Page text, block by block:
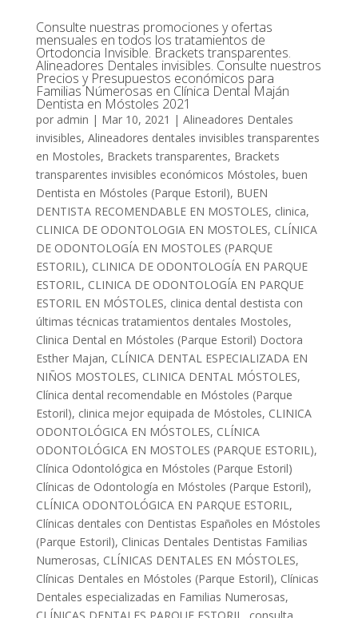
Consulte nuestras promociones y ofertas
mensuales en todos los tratamientos de
Ortodoncia Invisible. Brackets transparentes.
Alineadores Dentales invisibles. Consulte nuestros
Precios y Presupuestos económicos para
Familias Númerosas en Clínica Dental Maján
Dentista en Móstoles 2021
por admin | Mar 10, 2021 | Alineadores Dentales
invisibles, Alineadores dentales invisibles transparentes
en Mostoles, Brackets transparentes, Brackets
transparentes invisibles económicos Móstoles, buen
Dentista en Móstoles (Parque Estoril), BUEN
DENTISTA RECOMENDABLE EN MOSTOLES, clinica,
CLINICA DE ODONTOLOGIA EN MOSTOLES, CLÍNICA
DE ODONTOLOGÍA EN MOSTOLES (PARQUE
ESTORIL), CLINICA DE ODONTOLOGÍA EN PARQUE
ESTORIL, CLINICA DE ODONTOLOGÍA EN PARQUE
ESTORIL EN MÓSTOLES, clinica dental destista con
últimas técnicas tratamientos dentales Mostoles,
Clinica Dental en Móstoles (Parque Estoril) Doctora
Esther Majan, CLÍNICA DENTAL ESPECIALIZADA EN
NIÑOS MOSTOLES, CLINICA DENTAL MÓSTOLES,
Clínica dental recomendable en Móstoles (Parque
Estoril), clinica mejor equipada de Móstoles, CLINICA
ODONTOLÓGICA EN MÓSTOLES, CLÍNICA
ODONTOLÓGICA EN MOSTOLES (PARQUE ESTORIL),
Clínica Odontológica en Móstoles (Parque Estoril)
Clínicas de Odontología en Móstoles (Parque Estoril),
CLÍNICA ODONTOLÓGICA EN PARQUE ESTORIL,
Clínicas dentales con Dentistas Españoles en Móstoles
(Parque Estoril), Clinicas Dentales Dentistas Familias
Numerosas, CLÍNICAS DENTALES EN MÓSTOLES,
Clínicas Dentales en Móstoles (Parque Estoril), Clínicas
Dentales especializadas en Familias Numerosas,